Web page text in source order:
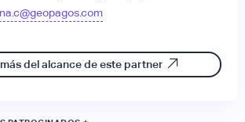
del alcance de este partner